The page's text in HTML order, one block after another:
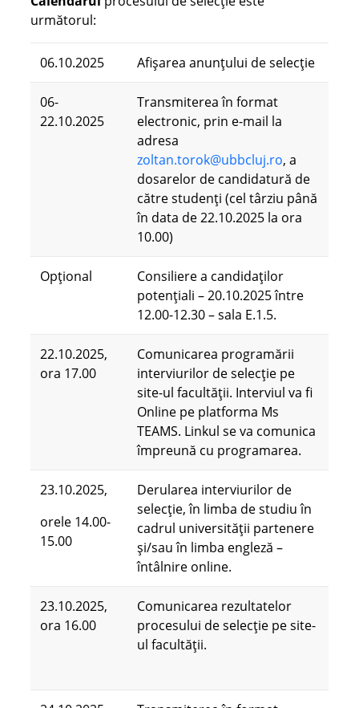
următorul:
06.10.2025 Afișarea anunțului de selecție
06-
22.10.2025
Transmiterea în format
electronic, prin e-mail la
adresa
zoltan.torok@ubbcluj.ro, a
dosarelor de candidatură de
către studenți (cel târziu până
în data de 22.10.2025 la ora
10.00)
Opțional
Consiliere a candidaților
potențiali – 20.10.2025 între
12.00-12.30 – sala E.1.5.
22.10.2025,
ora 17.00
Comunicarea programării
interviurilor de selecție pe
site-ul facultății. Interviul va fi
Online pe platforma Ms
TEAMS. Linkul se va comunica
împreună cu programarea.
23.10.2025,
orele 14.00-
15.00
Derularea interviurilor de
selecție, în limba de studiu în
cadrul universității partenere
și/sau în limba engleză –
întâlnire online.
23.10.2025,
ora 16.00
Comunicarea rezultatelor
procesului de selecție pe site-
ul facultății.